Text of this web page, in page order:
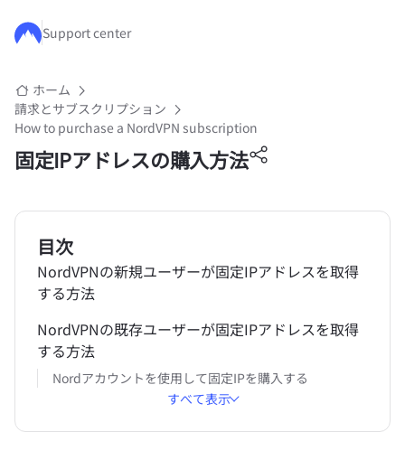
メインコンテンツにスキップ
Support center
ホーム
請求とサブスクリプション
How to purchase a NordVPN subscription
固定IPアドレスの購入方法
目次
NordVPNの新規ユーザーが固定IPアドレスを取得
する方法
NordVPNの既存ユーザーが固定IPアドレスを取得
する方法
Nordアカウントを使用して固定IPを購入する
すべて表示